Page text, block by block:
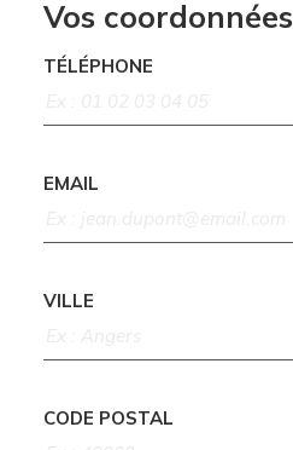
Vos coordonnées
TÉLÉPHONE
EMAIL
VILLE
CODE POSTAL